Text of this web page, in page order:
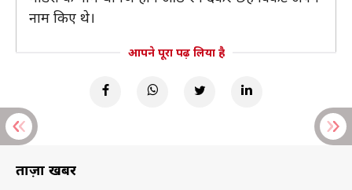
नाम किए थे।
आपने पूरा पढ़ लिया है
ताज़ा खबरें